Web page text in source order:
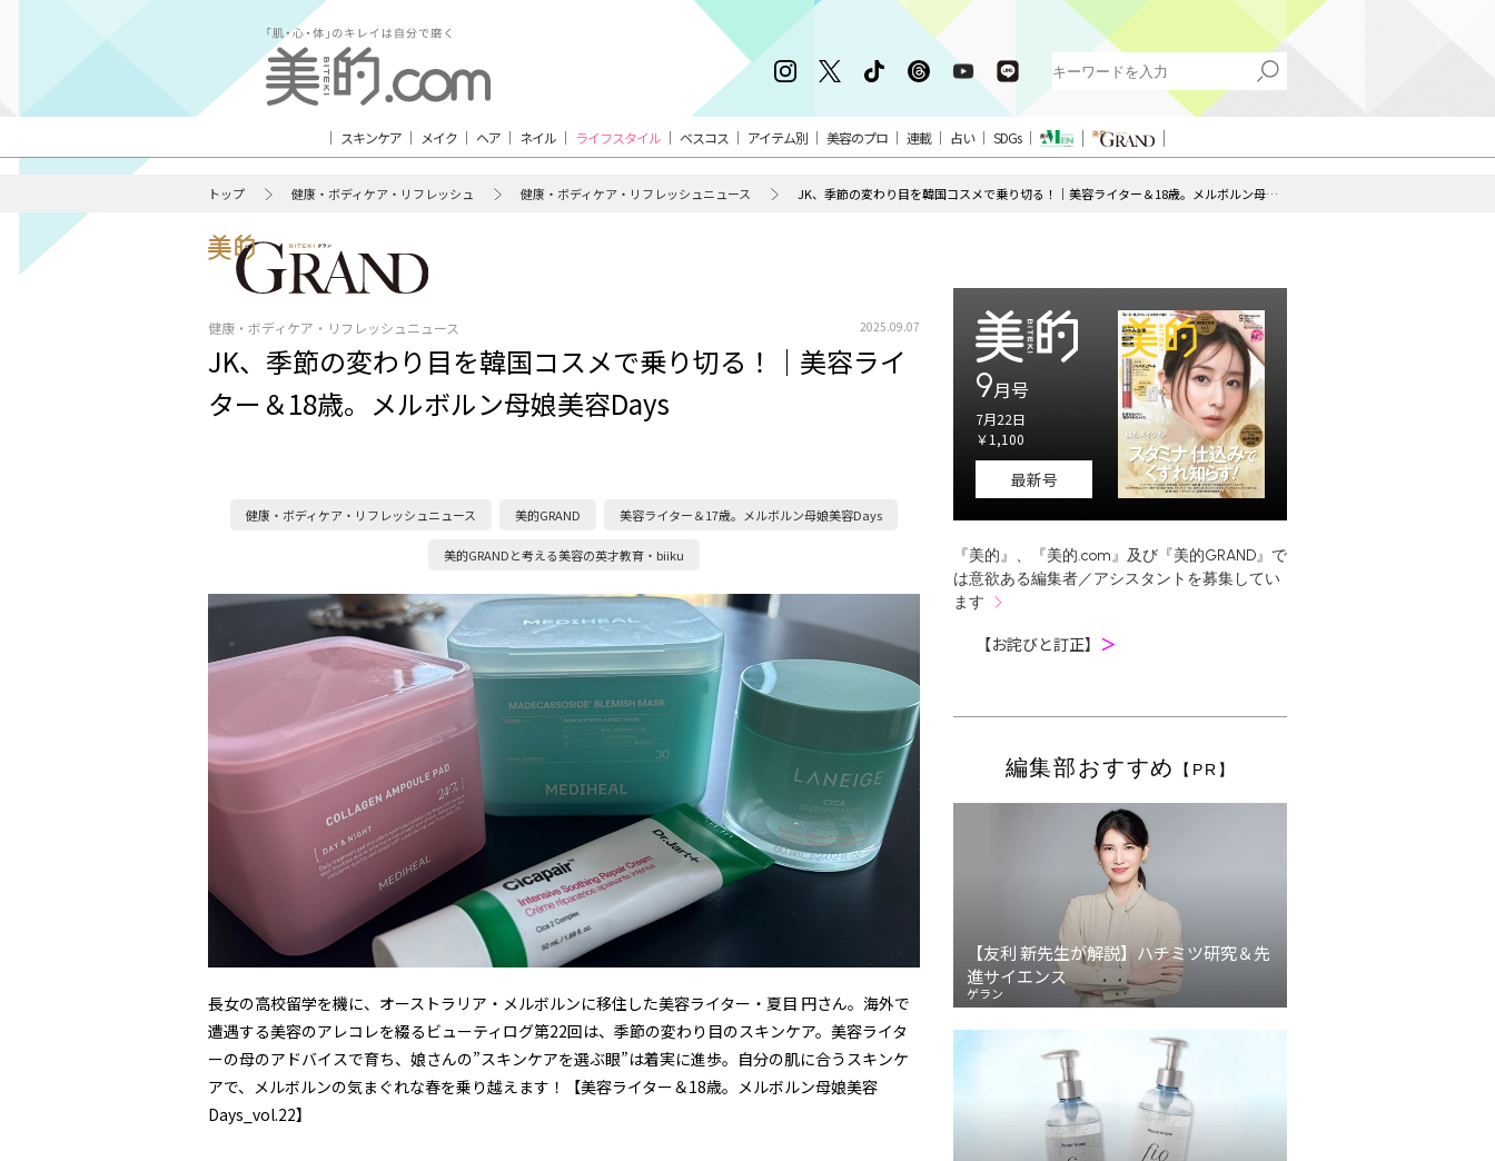
スキンケア メイク ヘア ネイル ライフスタイル ベスコス アイテム別 美容のプロ 連載 占い SDGs
トップ 健康・ボディケア・リフレッシュ 健康・ボディケア・リフレッシュニュース JK、季節の変わり目を韓国コスメで乗り切る！｜美容ライター＆18歳。メルボルン母娘美容Days
健康・ボディケア・リフレッシュニュース 2025.09.07
JK、季節の変わり目を韓国コスメで乗り切る！｜美容ライ
ター＆18歳。メルボルン母娘美容Days
健康・ボディケア・リフレッシュニュース 美的GRAND 美容ライター＆17歳。メルボルン母娘美容Days
美的GRANDと考える美容の英才教育・biiku
長女の高校留学を機に、オーストラリア・メルボルンに移住した美容ライター・夏目 円さん。海外で
遭遇する美容のアレコレを綴るビューティログ第22回は、季節の変わり目のスキンケア。美容ライタ
ーの母のアドバイスで育ち、娘さんの”スキンケアを選ぶ眼”は着実に進歩。自分の肌に合うスキンケ
アで、メルボルンの気まぐれな春を乗り越えます！【美容ライター＆18歳。メルボルン母娘美容
Days_vol.22】
9月号
7月22日
￥1,100
最新号
『美的』、『美的.com』及び『美的GRAND』で
は意欲ある編集者／アシスタントを募集してい
ます
【お詫びと訂正】 ＞
編集部おすすめ 【PR】
【友利 新先生が解説】ハチミツ研究＆先
進サイエンス
ゲラン